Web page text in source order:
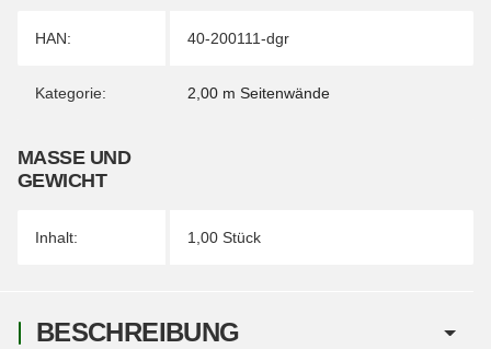
Produkteigenschaft
Wert
HAN: 40-200111-dgr
Kategorie: 2,00 m Seitenwände
MASSE UND G
EWICHT
Inhalt: 1,00 Stück
BESCHREIBUNG